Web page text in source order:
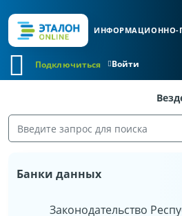
ИНФОРМАЦИОННО-
Войти
Подключиться
Банки данных
Законодательство